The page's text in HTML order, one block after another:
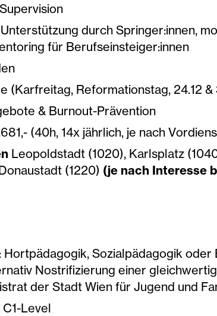
durch Springer:innen,
für Berufseinsteiger:innen
(Karfreitag, Reformationstag, 24.12 &
& Burnout-Prävention
(40h, 14x jährlich, je nach
Leopoldstadt (1020), Karlsplatz
(1220) (je nach Interesse
Sozialpädagogik oder
Nostrifizierung einer
der Stadt Wien für Jugend und
Level